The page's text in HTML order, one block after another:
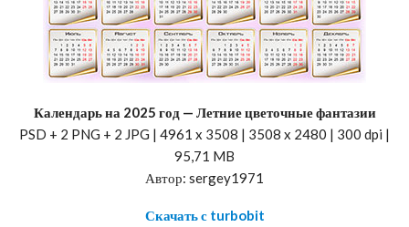
Календарь на 2025 год — Летние цветочные фантазии
PSD + 2 PNG + 2 JPG | 4961 x 3508 | 3508 x 2480 | 300 dpi |
95,71 MB
Автор: sergey1971
Скачать с turbobit